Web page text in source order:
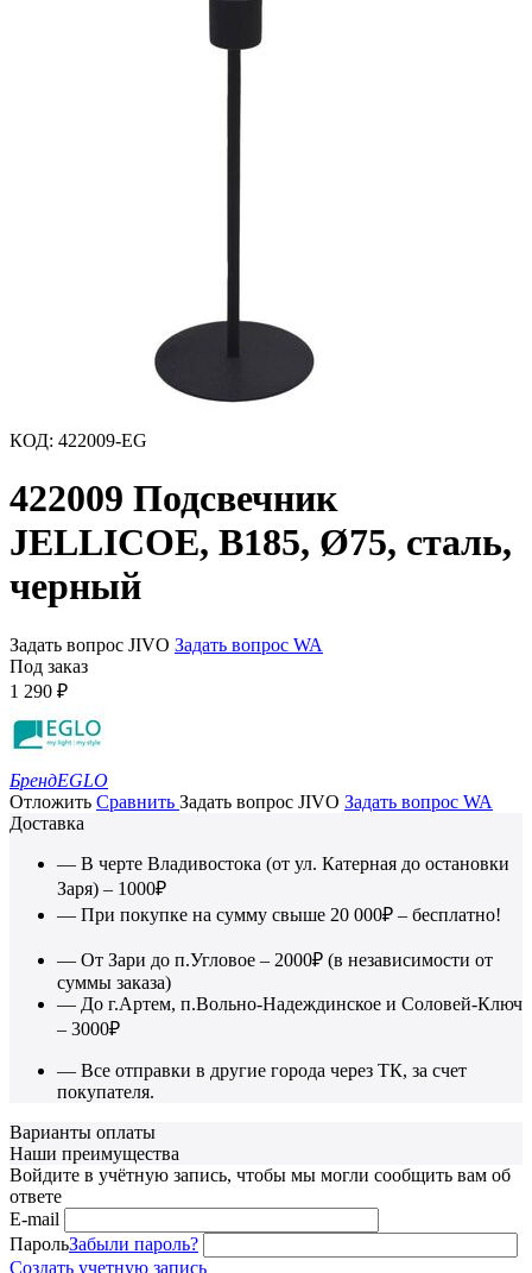
КОД: 422009-EG
422009 Подсвечник
JELLICOE, B185, Ø75, сталь,
черный
Задать вопрос JIVO Задать вопрос WA
Под заказ
1 290 ₽
БрендEGLO
Отложить Сравнить Задать вопрос JIVO Задать вопрос WA
Доставка
— В черте Владивостока (от ул. Катерная до остановки
Заря) – 1000₽
— При покупке на сумму свыше 20 000₽ – бесплатно!
— От Зари до п.Угловое – 2000₽ (в независимости от
суммы заказа)
— До г.Артем, п.Вольно-Надеждинское и Соловей-Ключ
– 3000₽
— Все отправки в другие города через ТК, за счет
покупателя.
Варианты оплаты
Наши преимущества
Войдите в учётную запись, чтобы мы могли сообщить вам об
ответе
E-mail
ПарольЗабыли пароль?
Создать учетную запись